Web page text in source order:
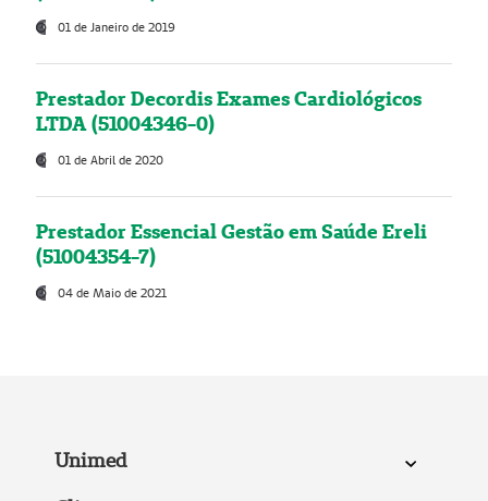
01 de Janeiro de 2019
Prestador Decordis Exames Cardiológicos
LTDA (51004346-0)
01 de Abril de 2020
Prestador Essencial Gestão em Saúde Ereli
(51004354-7)
04 de Maio de 2021
Unimed